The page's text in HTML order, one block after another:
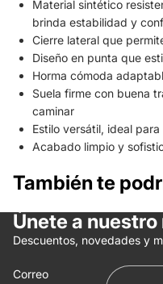
Material sintético
brinda estabilidad y
Cierre lateral que
Diseño en punta que
Horma cómoda
Suela firme con buena
caminar
Estilo versátil, ideal
Acabado limpio y
También te
Únete a
Descuentos, novedades y
Correo
Política de reembolso
Términos del servicio